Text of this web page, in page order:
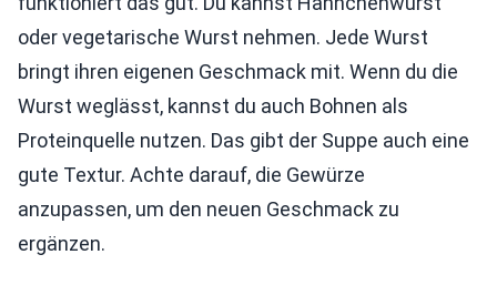
oder vegetarische Wurst nehmen. Jede Wurst
bringt ihren eigenen Geschmack mit. Wenn du die
Wurst weglässt, kannst du auch Bohnen als
Proteinquelle nutzen. Das gibt der Suppe auch eine
gute Textur. Achte darauf, die Gewürze
anzupassen, um den neuen Geschmack zu
ergänzen.